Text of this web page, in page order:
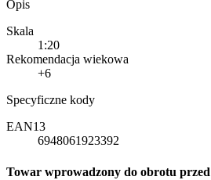
Opis
Skala
1:20
Rekomendacja wiekowa
+6
Specyficzne kody
EAN13
6948061923392
Towar wprowadzony do obrotu